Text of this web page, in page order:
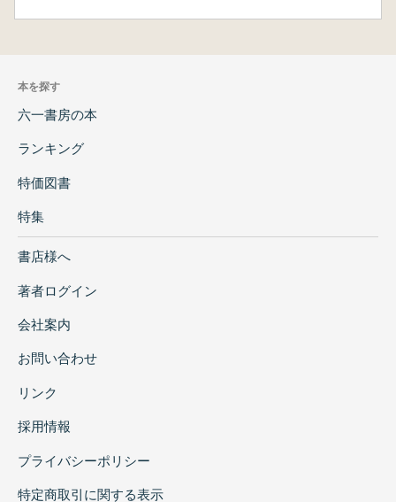
本を探す
六一書房の本
ランキング
特価図書
特集
書店様へ
著者ログイン
会社案内
お問い合わせ
リンク
採用情報
プライバシーポリシー
特定商取引に関する表示